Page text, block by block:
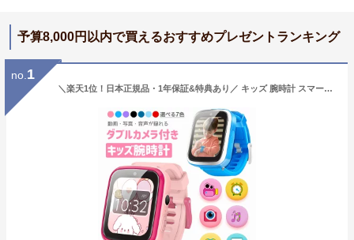
予算8,000円以内で買えるおすすめプレゼントランキング
no. 1
＼楽天1位！日本正規品・1年保証&特典あり／ キッズ 腕時計 スマートウォッチ 子供 腕時計 32GB 35万画素 カメラ 大画面 録画録音 ゲーム 音楽 アラーム 歩数計 知育玩具 4歳 5歳 6歳 7歳 8歳 9歳 10歳 男の子 女の子 おもちゃ 小学生 子供 誕生日 クリスマスプレゼント 人気